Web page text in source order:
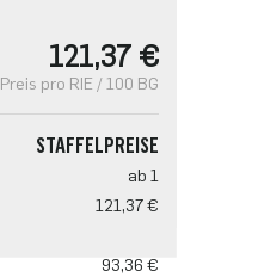
121,37 €
Preis pro RIE / 100 BG
STAFFELPREISE
ab 1
121,37 €
93,36 €